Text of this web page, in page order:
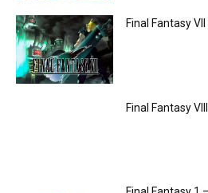
Final Fantasy
Final Fantasy